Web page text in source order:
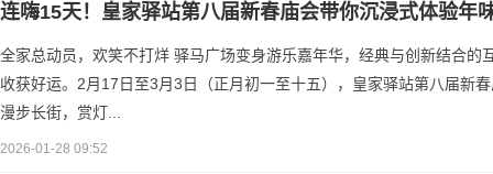
连嗨15天！皇家驿站第八届新春庙会带你沉浸式体验年
全家总动员，欢笑不打烊 驿马广场变身游乐嘉年华，经典与创新结合的
收获好运。2月17日至3月3日（正月初一至十五），皇家驿站第八届新
漫步长街，赏灯...
2026-01-28 09:52